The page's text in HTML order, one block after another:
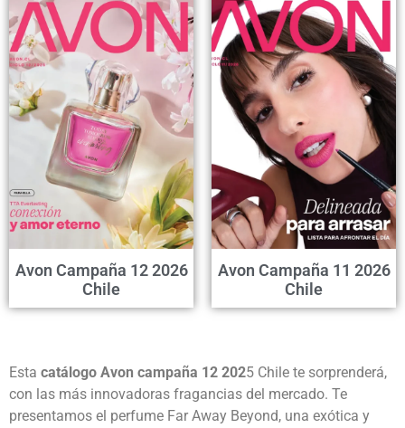
Avon Campaña 12 2026
Chile
Avon Campaña 11 2026
Chile
Esta catálogo Avon campaña 12 2025 Chile te sorprenderá,
con las más innovadoras fragancias del mercado. Te
presentamos el perfume Far Away Beyond, una exótica y